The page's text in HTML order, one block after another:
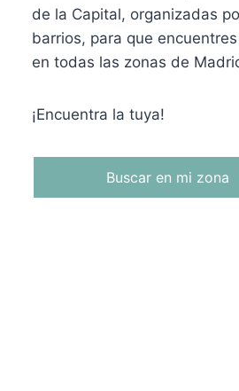
de la Capital, organizadas
barrios, para que
en todas las zonas de
¡Encuentra la tuya!
Buscar en mi zona